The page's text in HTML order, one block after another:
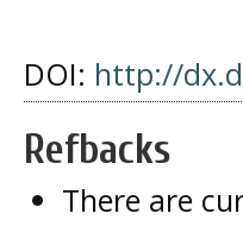
DOI: http://
Refbacks
There are